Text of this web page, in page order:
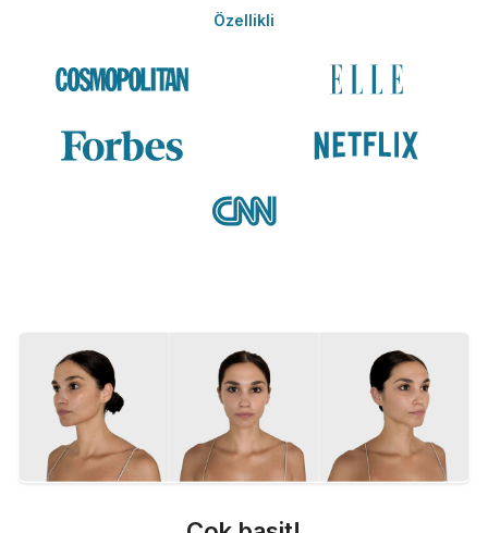
Özellikli